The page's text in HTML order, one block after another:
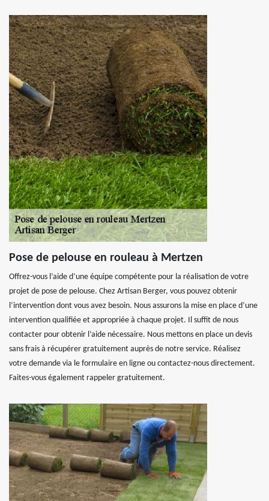
Pose de pelouse en rouleau à Mertzen
Offrez-vous l’aide d’une équipe compétente pour la réalisation de votre
projet de pose de pelouse. Chez Artisan Berger, vous pouvez obtenir
l’intervention dont vous avez besoin. Nous assurons la mise en place d’une
intervention qualifiée et appropriée à chaque projet. Il suffit de nous
contacter pour obtenir l’aide nécessaire. Nous mettons en place un devis
sans frais à récupérer gratuitement auprès de notre service. Réalisez
votre demande via le formulaire en ligne ou contactez-nous directement.
Faites-vous également rappeler gratuitement.